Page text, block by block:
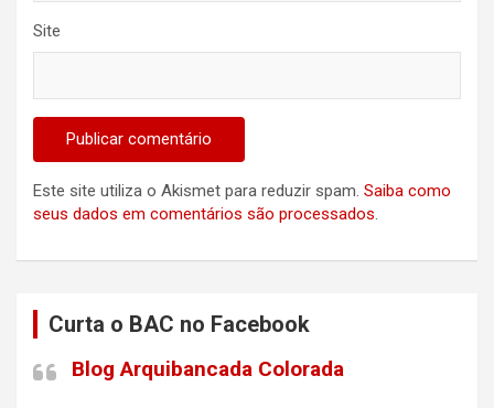
Site
Este site utiliza o Akismet para reduzir spam. Saiba como
seus dados em comentários são processados.
Curta o BAC no Facebook
Blog Arquibancada Colorada